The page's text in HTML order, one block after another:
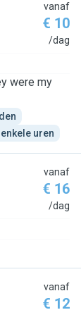
vanaf
€ 10
/dag
were my
uren
vanaf
€ 16
/dag
vanaf
€ 12